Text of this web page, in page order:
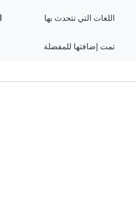
اللغات التي نتحدث بها
تمت إضافتها للمفضلة